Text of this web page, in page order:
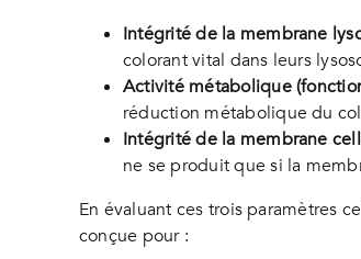
Intégrité de la membrane
colorant vital dans leurs
Activité métabolique
réduction métabolique du
Intégrité de la membrane
ne se produit que si la
En évaluant ces trois paramètres
conçue pour :